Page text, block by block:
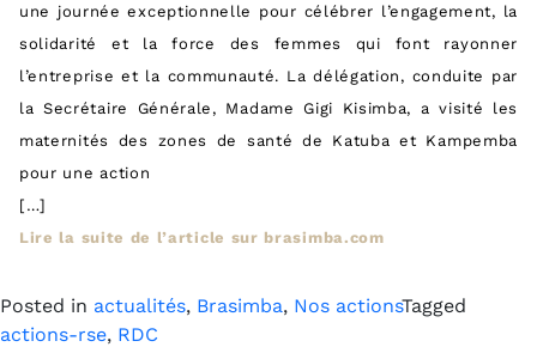
une journée exceptionnelle pour célébrer l’engagement, la
solidarité et la force des femmes qui font rayonner
l’entreprise et la communauté. La délégation, conduite par
la Secrétaire Générale, Madame Gigi Kisimba, a visité les
maternités des zones de santé de Katuba et Kampemba
pour une action
[…]
Lire la suite de l’article sur brasimba.com
Posted in actualités, Brasimba, Nos actionsTagged
actions-rse, RDC